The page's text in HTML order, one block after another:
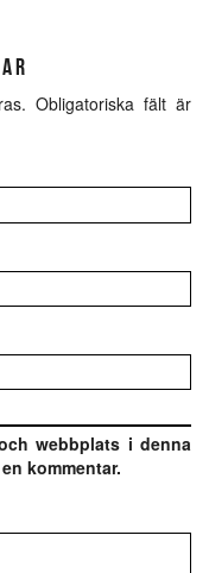
Obligatoriska fält är
webbplats i denna
kommentar.